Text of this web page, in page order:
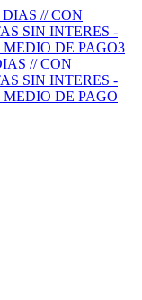
// CON
SIN INTERES -
DE PAGO3
// CON
SIN INTERES -
DE PAGO